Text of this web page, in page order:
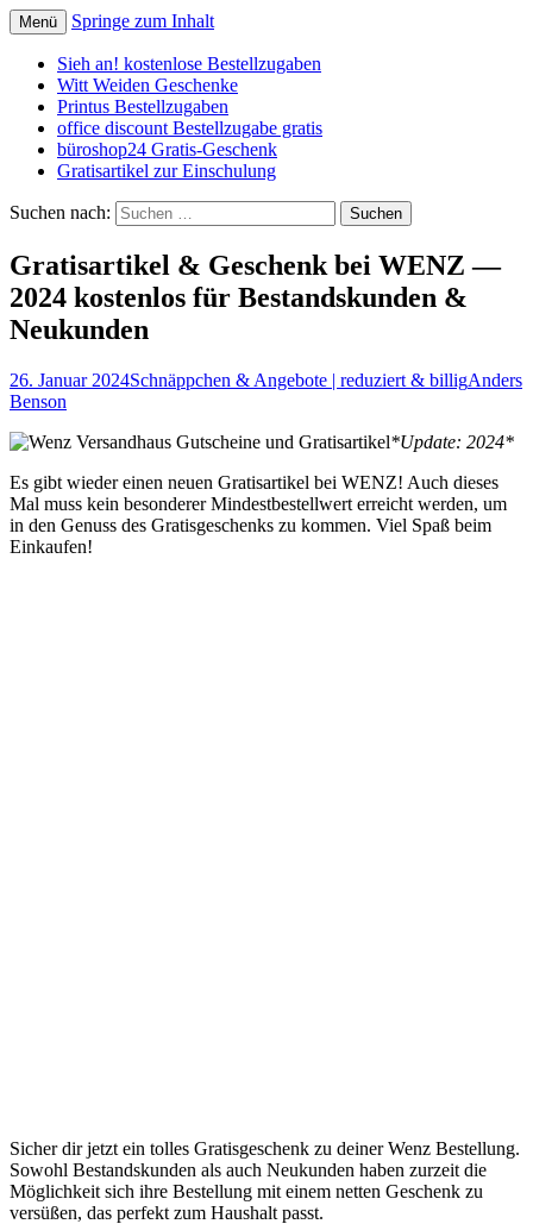
spaaaren.de
günstig einkaufen und billig leben
Menü Springe zum Inhalt
Sieh an! kostenlose Bestellzugaben
Witt Weiden Geschenke
Printus Bestellzugaben
office discount Bestellzugabe gratis
büroshop24 Gratis-Geschenk
Gratisartikel zur Einschulung
Suchen nach:
Gratisartikel & Geschenk bei WENZ —
2024 kostenlos für Bestandskunden &
Neukunden
26. Januar 2024Schnäppchen & Angebote | reduziert & billigAnders
Benson
*Update: 2024*
Es gibt wieder einen neuen Gratisartikel bei WENZ! Auch dieses
Mal muss kein besonderer Mindestbestellwert erreicht werden, um
in den Genuss des Gratisgeschenks zu kommen. Viel Spaß beim
Einkaufen!
Sicher dir jetzt ein tolles Gratisgeschenk zu deiner Wenz Bestellung.
Sowohl Bestandskunden als auch Neukunden haben zurzeit die
Möglichkeit sich ihre Bestellung mit einem netten Geschenk zu
versüßen, das perfekt zum Haushalt passt.